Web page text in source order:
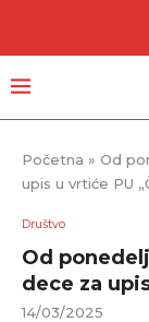
Početna » Od
upis u vrtiće PU
Društvo
Od
dece za
14/03/2025